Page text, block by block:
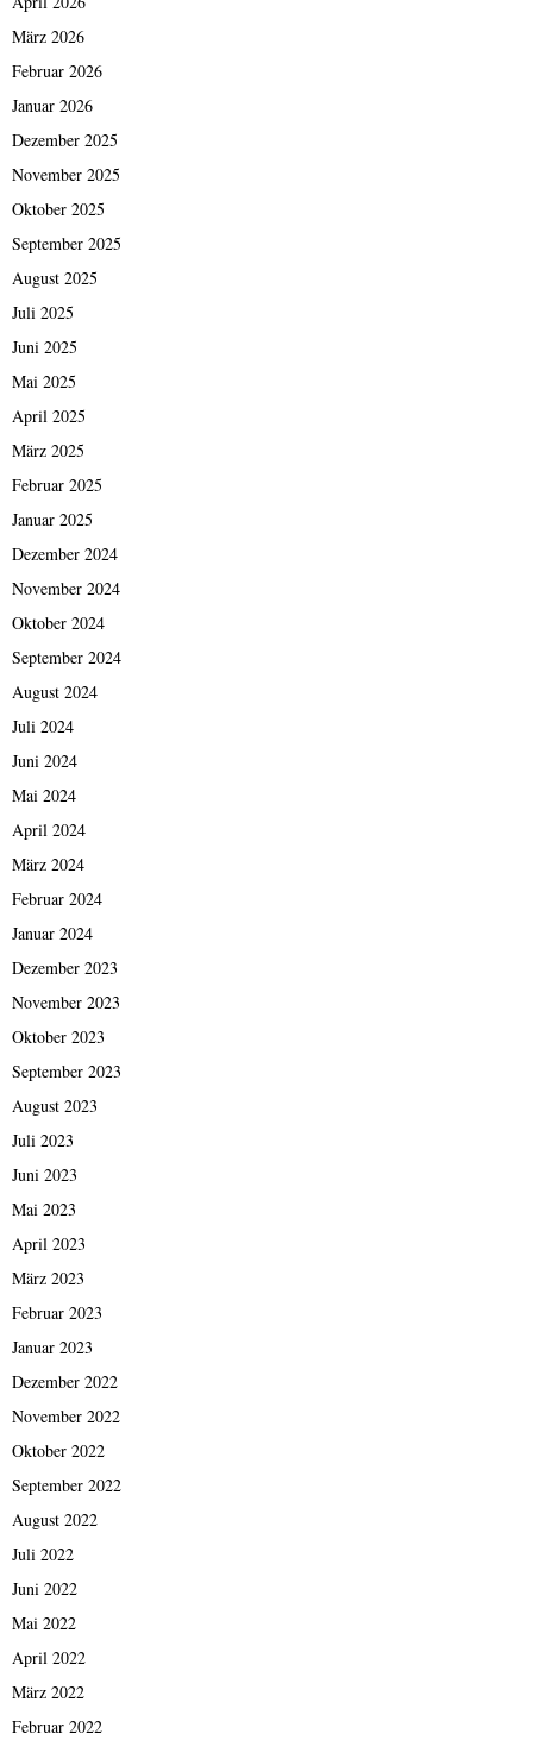
März 2026
Februar 2026
Januar 2026
Dezember 2025
November 2025
Oktober 2025
September 2025
August 2025
Juli 2025
Juni 2025
Mai 2025
April 2025
März 2025
Februar 2025
Januar 2025
Dezember 2024
November 2024
Oktober 2024
September 2024
August 2024
Juli 2024
Juni 2024
Mai 2024
April 2024
März 2024
Februar 2024
Januar 2024
Dezember 2023
November 2023
Oktober 2023
September 2023
August 2023
Juli 2023
Juni 2023
Mai 2023
April 2023
März 2023
Februar 2023
Januar 2023
Dezember 2022
November 2022
Oktober 2022
September 2022
August 2022
Juli 2022
Juni 2022
Mai 2022
April 2022
März 2022
Februar 2022